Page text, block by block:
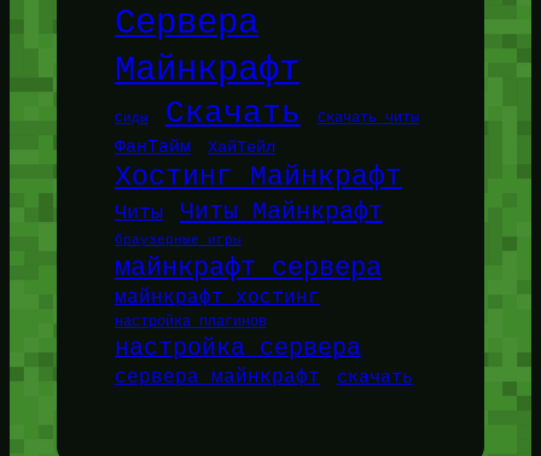
Сервера
Майнкрафт
Сиды Скачать Скачать читы
ФанТайм ХайТейл
Хостинг Майнкрафт
Читы Читы Майнкрафт
браузерные игры
майнкрафт сервера
майнкрафт хостинг
настройка плагинов
настройка сервера
сервера майнкрафт скачать